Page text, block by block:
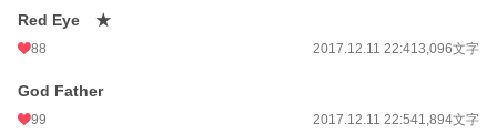
月間ポイント
Red Eye ★
88 2017.12.11 22:413,096文字
God Father
99 2017.12.11 22:541,894文字